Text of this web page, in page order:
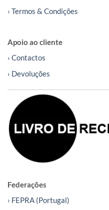
› Termos & Condições
Apoio ao cliente
› Contactos
› Devoluções
Federações
› FEPRA (Portugal)